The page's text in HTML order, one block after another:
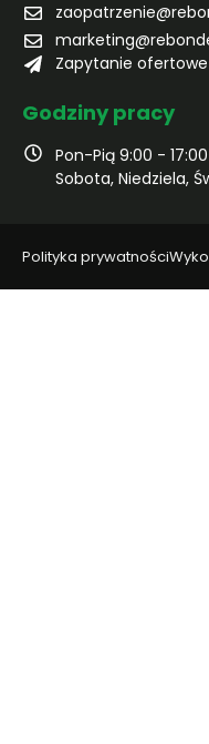
Zapytanie ofertowe
Godziny pracy
Pon-Pią 9:00 - 17:00
Sobota, Niedziela,
Polityka prywatności